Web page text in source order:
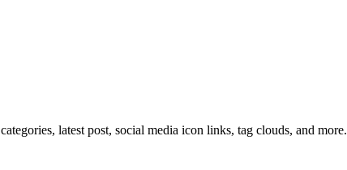
latest post, social media icon links, tag clouds, and more.